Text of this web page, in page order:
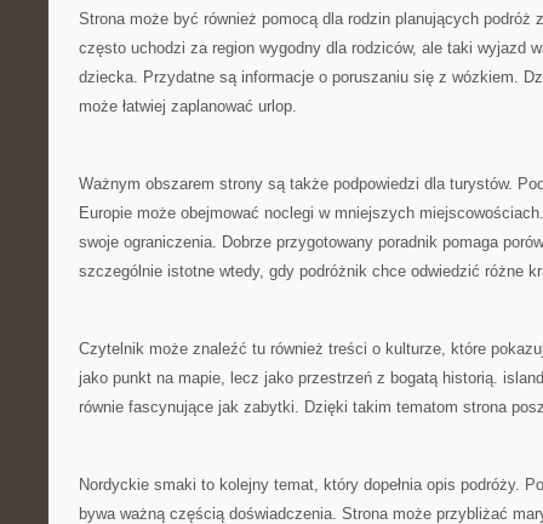
Strona może być również pomocą dla rodzin planujących podróż
często uchodzi za region wygodny dla rodziców, ale taki wyjazd
dziecka. Przydatne są informacje o poruszaniu się z wózkiem.
może łatwiej zaplanować urlop.
Ważnym obszarem strony są także podpowiedzi dla turystów.
Europie może obejmować noclegi w mniejszych
swoje ograniczenia. Dobrze przygotowany poradnik pomaga
szczególnie istotne wtedy, gdy podróżnik chce odwiedzić różne
Czytelnik może znaleźć tu również treści o kulturze, które
jako punkt na mapie, lecz jako przestrzeń z bogatą historią.
równie fascynujące jak zabytki. Dzięki takim tematom strona
Nordyckie smaki to kolejny temat, który dopełnia opis podróży.
bywa ważną częścią doświadczenia. Strona może przybliżać